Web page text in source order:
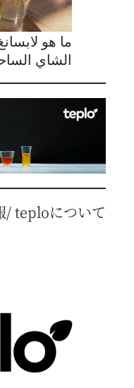
ما هو
الشاي
/ teploについて